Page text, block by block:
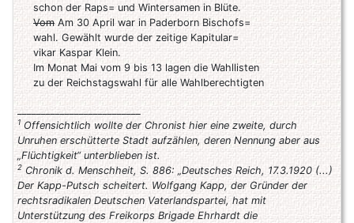
schon der Raps= und Wintersamen in Blüte.
Vom Am 30 April war in Paderborn Bischofs=
wahl. Gewählt wurde der zeitige Kapitular=
vikar Kaspar Klein.
Im Monat Mai vom 9 bis 13 lagen die Wahllisten
zu der Reichstagswahl für alle Wahlberechtigten
__________________________
1 Offensichtlich wollte der Chronist hier eine zweite, durch
Unruhen erschütterte Stadt aufzählen, deren Nennung aber aus
„Flüchtigkeit“ unterblieben ist.
2 Chronik d. Menschheit, S. 886: „Deutsches Reich, 17.3.1920 (...)
Der Kapp-Putsch scheitert. Wolfgang Kapp, der Gründer der
rechtsradikalen Deutschen Vaterlandspartei, hat mit
Unterstützung des Freikorps Brigade Ehrhardt die